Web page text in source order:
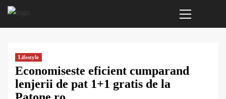
Sari
Menu
Lifestyle
Economiseste eficient cumparand
lenjerii de pat 1+1 gratis de la